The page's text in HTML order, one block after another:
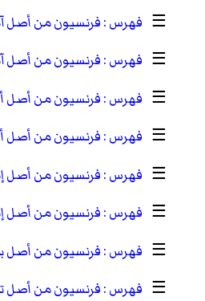
☰
فرنسيون من
☰
فرنسيون من أصل
☰
فرنسيون من أصل
☰
فرنسيون من أصل
☰
فرنسيون من أصل
☰
فرنسيون من أصل
☰
فرنسيون من أصل
☰
فرنسيون من أصل